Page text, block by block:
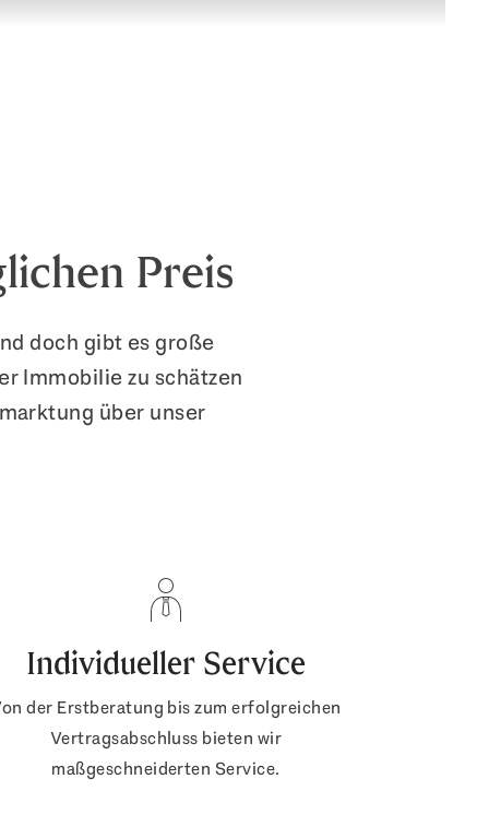
Preis
doch gibt es große
Immobilie zu schätzen
über unser
Individueller Service
der Erstberatung bis zum erfolgreichen
Vertragsabschluss bieten wir
maßgeschneiderten Service.